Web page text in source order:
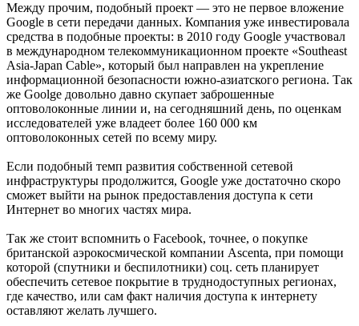
Между прочим, подобный проект — это не первое вложение
Google в сети передачи данных. Компания уже инвестировала
средства в подобные проекты: в 2010 году Google участвовал
в международном телекоммуникационном проекте «Southeast
Asia-Japan Cable», который был направлен на укрепление
информационной безопасности южно-азиатского региона. Так
же Goolge довольно давно скупает заброшенные
оптоволоконные линии и, на сегодняшний день, по оценкам
исследователей уже владеет более 160 000 км
оптоволоконных сетей по всему миру.
Если подобный темп развития собственной сетевой
инфраструктуры продолжится, Google уже достаточно скоро
сможет выйти на рынок предоставления доступа к сети
Интернет во многих частях мира.
Так же стоит вспомнить о Facebook, точнее, о покупке
британской аэрокосмической компании Ascenta, при помощи
которой (спутники и беспилотники) соц. сеть планирует
обеспечить сетевое покрытие в труднодоступных регионах,
где качество, или сам факт наличия доступа к интернету
оставляют желать лучшего.